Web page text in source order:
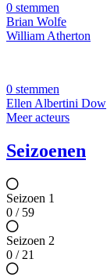
0 stemmen
Brian Wolfe
William Atherton
0 stemmen
Ellen Albertini Dow
Meer acteurs
Seizoenen
Seizoen 1
0 / 59
Seizoen 2
0 / 21